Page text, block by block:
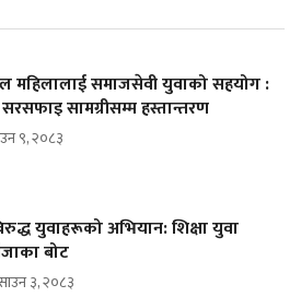
महिलालाई समाजसेवी युवाको सहयोग :
सरसफाइ सामग्रीसम्म हस्तान्तरण
९, २०८३
युवाहरूको अभियान: शिक्षा युवा
बोट
३, २०८३